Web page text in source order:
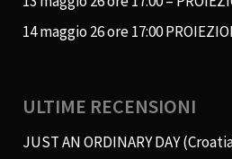
14 maggio 26 ore 17:00
ULTIME RECENSIONI
JUST AN ORDINARY DAY